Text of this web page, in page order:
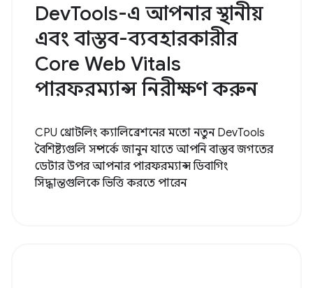
DevTools-এ আপনার স্থানীয়
এবং বাস্তব-ব্যবহারকারীর
Core Web Vitals
পারফরম্যান্স নিরীক্ষণ করুন
CPU থ্রোটলিং ক্যালিব্রেশনের মতো নতুন DevTools
বৈশিষ্ট্যগুলি সম্পর্কে জানুন যাতে আপনি বাস্তব জগতের
ডেটার উপর আপনার পারফরম্যান্স ডিবাগিং
সিদ্ধান্তগুলিকে ভিত্তি করতে পারেন